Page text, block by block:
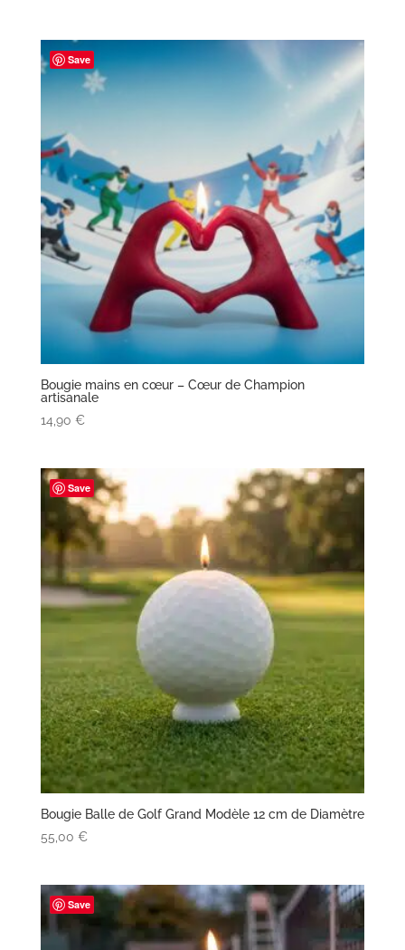
Save
Bougie mains en cœur – Cœur de Champion
artisanale
14,90 €
Save
Bougie Balle de Golf Grand Modèle 12 cm de Diamètre
55,00 €
Save